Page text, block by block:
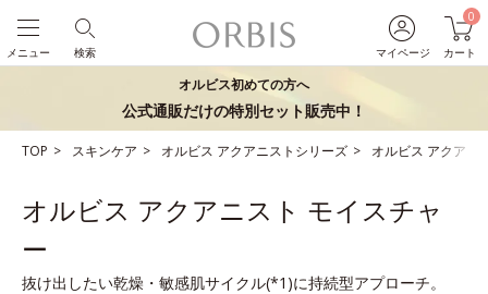
マイページ
0
カート
検索
メニュー
オルビス初めての方へ
公式通販だけの特別セット販売中！
TOP スキンケア オルビス アクアニストシリーズ オルビス アクアニ
オルビス アクアニスト モイスチャ
ー
抜け出したい乾燥・敏感肌サイクル(*1)に持続型アプローチ。